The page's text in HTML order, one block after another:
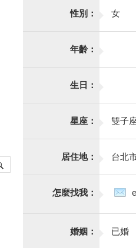
性別： 女
年齡：
生日：
星座： 雙子
居住地： 台北
怎麼找我：
婚姻： 已婚